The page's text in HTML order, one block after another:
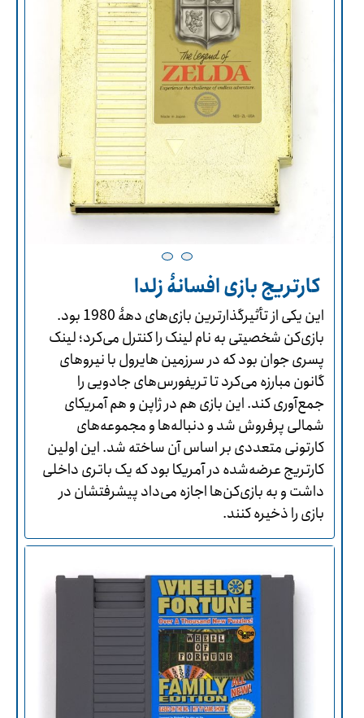
کارتریج بازی افسانۀ زلدا
این یکی از تأثیرگذارترین بازی‌های دهۀ 1980 بود.
بازی‌کن شخصیتی به نام لینک را کنترل می‌کرد؛ لینک
پسری جوان بود که در سرزمین هایرول با نیروهای
گانون مبارزه می‌کرد تا تریفورس‌های جادویی را
جمع‌آوری کند. این بازی هم در ژاپن و هم آمریکای
شمالی پرفروش شد و دنباله‌ها و مجموعه‌های
کارتونی متعددی بر اساس آن ساخته شد. این اولین
کارتریج عرضه‌شده در آمریکا بود که یک باتری داخلی
داشت و به بازی‌کن‌ها اجازه می‌داد پیشرفتشان در
بازی را ذخیره کنند.